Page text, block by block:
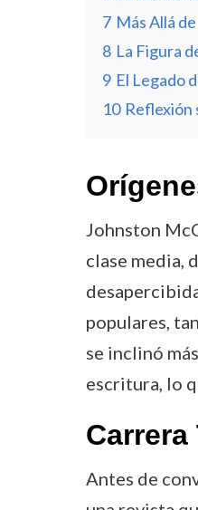
7 Más Allá
8 La Figura
9 El Legado
10 Reflexión
Johnston
clase media,
populares,
se inclinó
escritura, lo
Antes de